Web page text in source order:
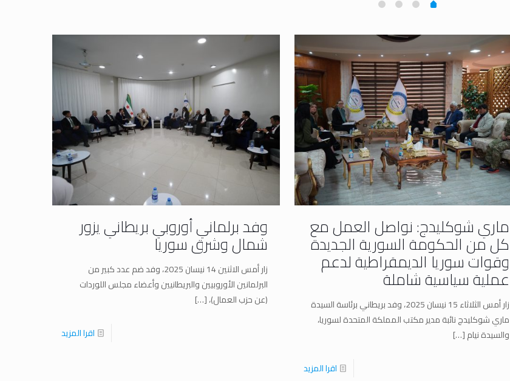
ماري شوكليدج: نواصل العمل مع
كل من الحكومة السورية الجديدة
وقوات سوريا الديمقراطية لدعم
عملية سياسية شاملة
زار أمس الثلاثاء 15 نيسان 2025، وفد بريطاني برئاسة السيدة
ماري شوكليدج نائبة مدير مكتب المملكة المتحدة لسوريا،
والسيدة نيام[…]
اقرا المزيد
وفد برلماني أوروبي بريطاني يزور
شمال وشرق سوريا
زار أمس الاثنين 14 نيسان 2025، وفد ضم عدد كبير من
البرلمانين الأوروبيين والبريطانيين وأعضاء مجلس اللوردات
(عن حزب العمال)،[…]
اقرا المزيد